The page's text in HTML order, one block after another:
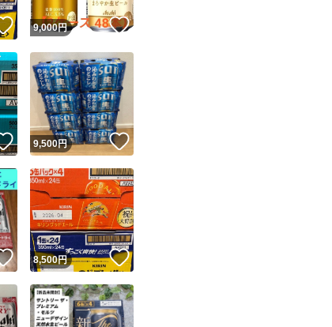
ユーザーの実績について
一定の基準を満たしたユーザーにバッジを付与しています
Yahoo!フリマの基準をクリアした安心・安全なユーザーです
このユーザーはYahoo!フリマの取引を完了させた実績があります
この商品の情報をコピーします
転載は禁止されています
につき1回です
いいね！
9,000円 いいね！
いいね！
9,500円 いいね！
いいね！
8,500円 いいね！